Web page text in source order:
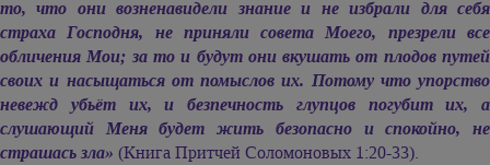
то, что они возненавидели знание и не избрали для себя
страха Господня, не приняли совета Моего, презрели все
обличения Мои; за то и будут они вкушать от плодов путей
своих и насыщаться от помыслов их. Потому что упорство
невежд убьёт их, и безпечность глупцов погубит их, а
слушающий Меня будет жить безопасно и спокойно, не
страшась зла» (Книга Притчей Соломоновых 1:20-33).